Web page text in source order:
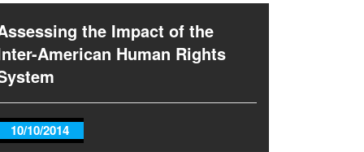
the Impact of the
American Human Rights
10/10/2014